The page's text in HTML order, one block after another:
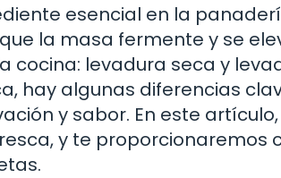
esencial en la
la masa fermente y se
cocina: levadura seca y
hay algunas diferencias
y sabor. En este
y te proporcionaremos